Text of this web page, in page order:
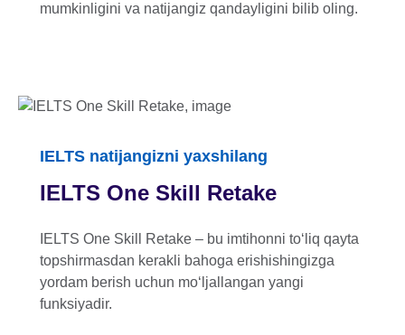
mumkinligini va natijangiz qandayligini bilib oling.
IELTS natijangizni yaxshilang
IELTS One Skill Retake
IELTS One Skill Retake – bu imtihonni toʻliq qayta
topshirmasdan kerakli bahoga erishishingizga
yordam berish uchun moʻljallangan yangi
funksiyadir.